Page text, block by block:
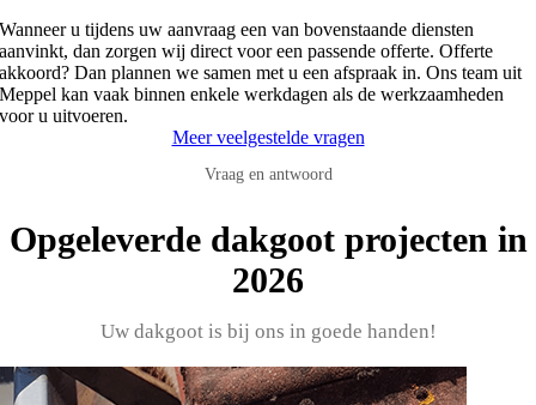
Wanneer u tijdens uw aanvraag een van bovenstaande diensten
aanvinkt, dan zorgen wij direct voor een passende offerte. Offerte
akkoord? Dan plannen we samen met u een afspraak in. Ons team uit
Meppel kan vaak binnen enkele werkdagen als de werkzaamheden
voor u uitvoeren.
Meer veelgestelde vragen
Vraag en antwoord
Opgeleverde dakgoot projecten in
2026
Uw dakgoot is bij ons in goede handen!